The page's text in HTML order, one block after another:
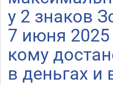
у 2 знаков
7 июня
кому
в деньгах и